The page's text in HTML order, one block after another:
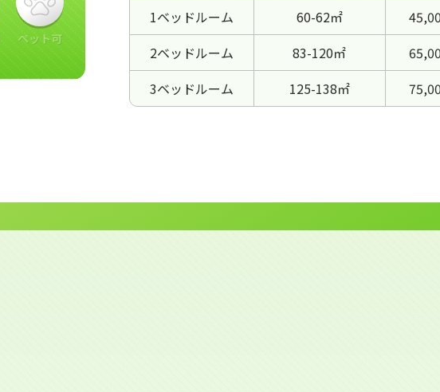
1ベッドルーム
60-62㎡
2ベッドルーム
83-120㎡
3ベッドルーム
125-138㎡
ペット可